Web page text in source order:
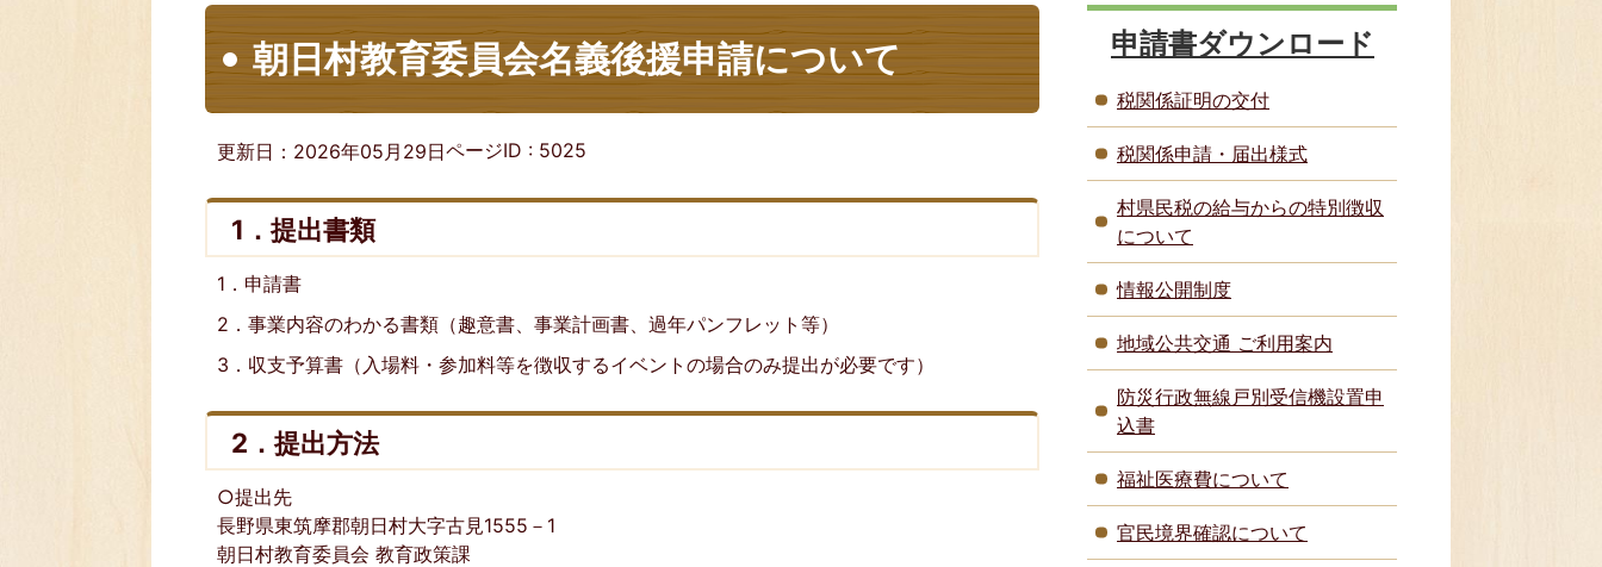
朝日村教育委員会名義後援申請について
更新日：2026年05月29日ページID : 5025
1．提出書類
1．申請書
2．事業内容のわかる書類（趣意書、事業計画書、過年パンフレット等）
3．収支予算書（入場料・参加料等を徴収するイベントの場合のみ提出が必要です）
2．提出方法
○提出先
長野県東筑摩郡朝日村大字古見1555－1
朝日村教育委員会 教育政策課
申請書ダウンロード
税関係証明の交付
税関係申請・届出様式
村県民税の給与からの特別徴収
について
情報公開制度
地域公共交通 ご利用案内
防災行政無線戸別受信機設置申
込書
福祉医療費について
官民境界確認について